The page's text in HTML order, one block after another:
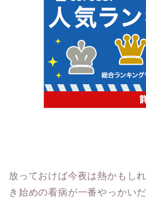
放っておけば今夜は熱かもし
き始めの看病が一番やっかい